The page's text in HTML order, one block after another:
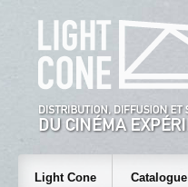
Light Cone Catalogue